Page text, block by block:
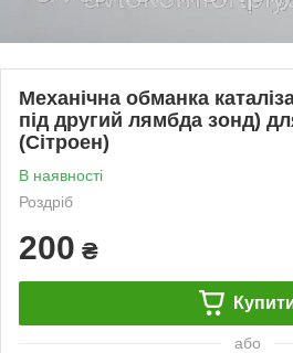
Механічна обманка
під другий лямбда зонд)
(Сітроен)
В наявності
Роздріб
200 ₴
або